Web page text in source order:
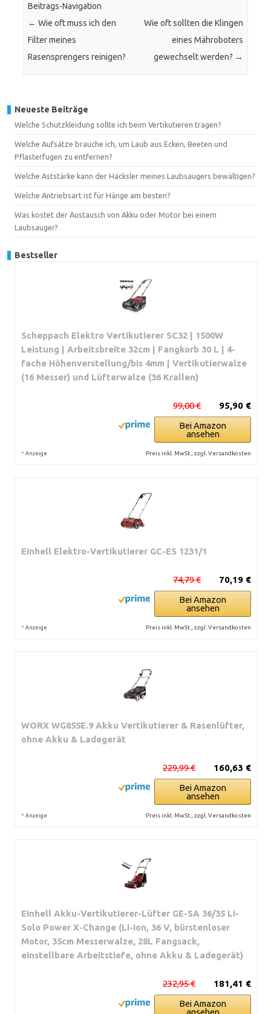
Beitrags-Navigation
← Wie oft muss ich den
Filter meines
Rasensprengers reinigen?
Wie oft sollten die Klingen
eines Mähroboters
gewechselt werden? →
Neueste Beiträge
Welche Schutzkleidung sollte ich beim Vertikutieren tragen?
Welche Aufsätze brauche ich, um Laub aus Ecken, Beeten und
Pflasterfugen zu entfernen?
Welche Aststärke kann der Häcksler meines Laubsaugers bewältigen?
Welche Antriebsart ist für Hänge am besten?
Was kostet der Austausch von Akku oder Motor bei einem
Laubsauger?
Bestseller
Scheppach Elektro Vertikutierer SC32 | 1500W
Leistung | Arbeitsbreite 32cm | Fangkorb 30 L | 4-
fache Höhenverstellung/bis 4mm | Vertikutierwalze
(16 Messer) und Lüfterwalze (36 Krallen)
95,90 €
99,00 €
Bei Amazon
ansehen
* Anzeige Preis inkl. MwSt., zzgl. Versandkosten
Einhell Elektro-Vertikutierer GC-ES 1231/1
70,19 €
74,79 €
Bei Amazon
ansehen
* Anzeige Preis inkl. MwSt., zzgl. Versandkosten
WORX WG855E.9 Akku Vertikutierer & Rasenlüfter,
ohne Akku & Ladegerät
160,63 €
229,99 €
Bei Amazon
ansehen
* Anzeige Preis inkl. MwSt., zzgl. Versandkosten
Einhell Akku-Vertikutierer-Lüfter GE-SA 36/35 Li-
Solo Power X-Change (Li-Ion, 36 V, bürstenloser
Motor, 35cm Messerwalze, 28L Fangsack,
einstellbare Arbeitstiefe, ohne Akku & Ladegerät)
181,41 €
232,95 €
Bei Amazon
ansehen